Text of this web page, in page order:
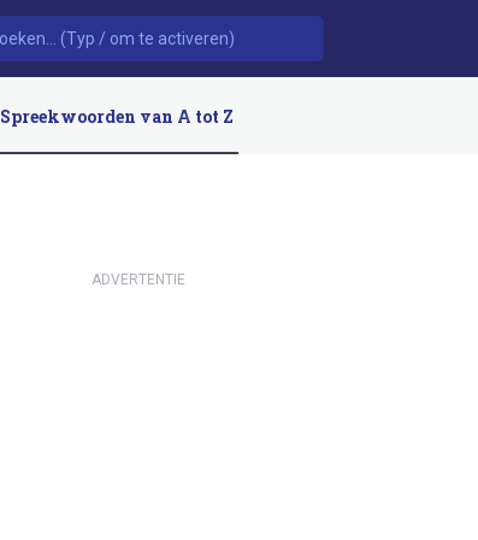
Spreekwoorden van A tot Z
ADVERTENTIE